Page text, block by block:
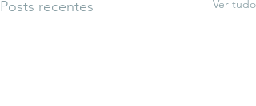
Posts recentes Ver tudo